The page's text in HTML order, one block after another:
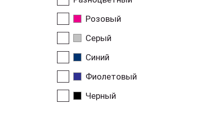
Розовый
Серый
Синий
Фиолетовый
Черный